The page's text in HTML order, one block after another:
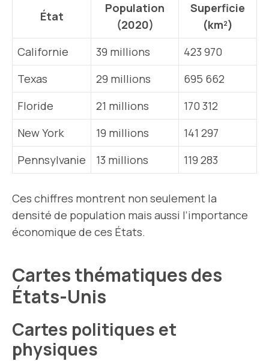
État
Population
(2020)
Superficie
(km²)
Californie
39 millions
423 970
Texas
29 millions
695 662
Floride
21 millions
170 312
New York
19 millions
141 297
Pennsylvanie
13 millions 119 283
Ces chiffres montrent non seulement la
densité de population mais aussi l’importance
économique de ces États.
Cartes thématiques des
États-Unis
Cartes politiques et
physiques